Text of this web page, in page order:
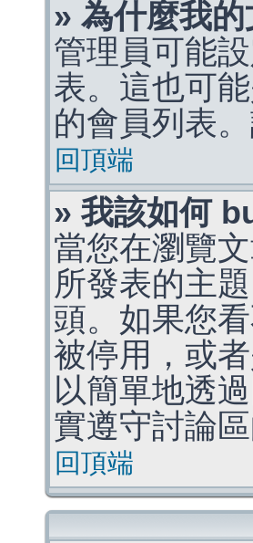
» 為什麼我
管理員可能
表。這也可
的會員列表
回頂端
» 我該如何
當您在瀏覽
所發表的主
頭。如果您
被停用，或
以簡單地透
實遵守討論區
回頂端